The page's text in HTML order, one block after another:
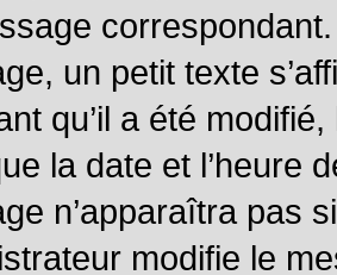
un petit texte
qu’il a été
la date et l’heure
n’apparaîtra pas
modifie le